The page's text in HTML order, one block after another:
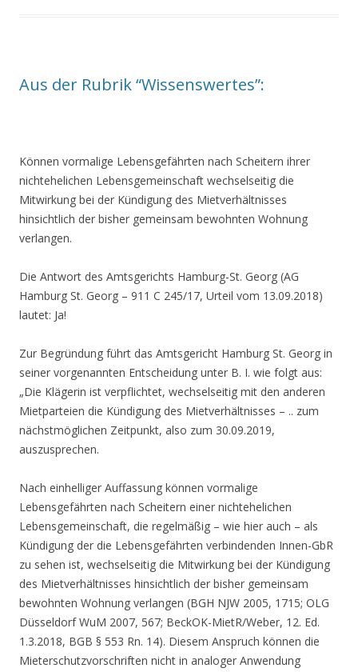
Aus der Rubrik “Wissenswertes”:
Können vormalige Lebensgefährten nach Scheitern ihrer
nichtehelichen Lebensgemeinschaft wechselseitig die
Mitwirkung bei der Kündigung des Mietverhältnisses
hinsichtlich der bisher gemeinsam bewohnten Wohnung
verlangen.
Die Antwort des Amtsgerichts Hamburg-St. Georg (AG
Hamburg St. Georg – 911 C 245/17, Urteil vom 13.09.2018)
lautet: Ja!
Zur Begründung führt das Amtsgericht Hamburg St. Georg in
seiner vorgenannten Entscheidung unter B. I. wie folgt aus:
„Die Klägerin ist verpflichtet, wechselseitig mit den anderen
Mietparteien die Kündigung des Mietverhältnisses – .. zum
nächstmöglichen Zeitpunkt, also zum 30.09.2019,
auszusprechen.
Nach einhelliger Auffassung können vormalige
Lebensgefährten nach Scheitern einer nichtehelichen
Lebensgemeinschaft, die regelmäßig – wie hier auch – als
Kündigung der die Lebensgefährten verbindenden Innen-GbR
zu sehen ist, wechselseitig die Mitwirkung bei der Kündigung
des Mietverhältnisses hinsichtlich der bisher gemeinsam
bewohnten Wohnung verlangen (BGH NJW 2005, 1715; OLG
Düsseldorf WuM 2007, 567; BeckOK-MietR/Weber, 12. Ed.
1.3.2018, BGB § 553 Rn. 14). Diesem Anspruch können die
Mieterschutzvorschriften nicht in analoger Anwendung